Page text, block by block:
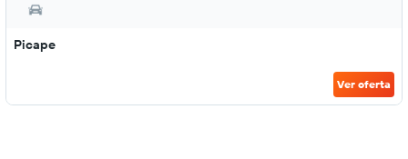
Picape
Ver oferta